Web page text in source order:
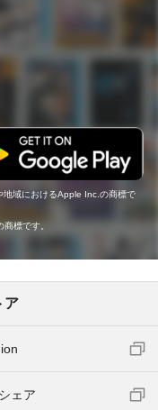
域におけるApple Inc.の商標で
標です。
ア
ェア